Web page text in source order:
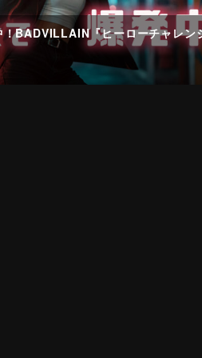
BADVILLAIN『ヒーローチャレン